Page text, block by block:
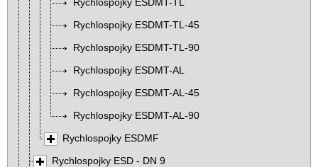
Rychlospojky ESDMT-TL
Rychlospojky ESDMT-TL-45
Rychlospojky ESDMT-TL-90
Rychlospojky ESDMT-AL
Rychlospojky ESDMT-AL-45
Rychlospojky ESDMT-AL-90
Rychlospojky ESDMF
Rychlospojky ESD - DN 9